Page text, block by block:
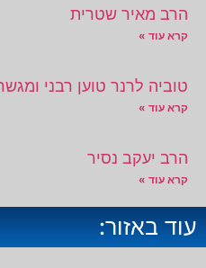
הרב מאיר שטרית
קרא עוד »
טוביה לרנר טוען רבני
קרא עוד »
הרב יעקב נסיר
קרא עוד »
עוד באזור: